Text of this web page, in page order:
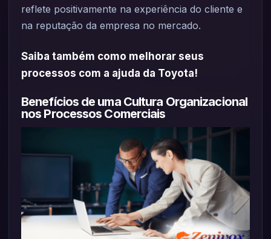
reflete positivamente na experiência do cliente e
na reputação da empresa no mercado.
Saiba também como melhorar seus
processos com a ajuda da Toyota!
Benefícios de uma Cultura Organizacional
nos Processos Comerciais